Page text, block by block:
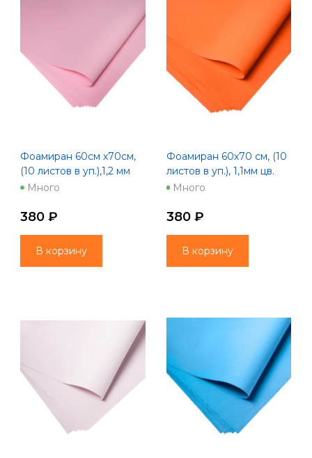
Фоамиран 60см х70см,
(10 листов в уп.),1,2 мм
цв. нежно-розовый
Много
380 ₽
В корзину
Фоамиран 60х70 см, (10
листов в уп.), 1,1мм цв.
апельсиновый
Много
380 ₽
В корзину